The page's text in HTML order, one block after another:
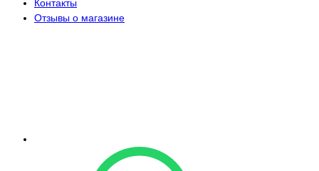
Контакты
Отзывы о магазине